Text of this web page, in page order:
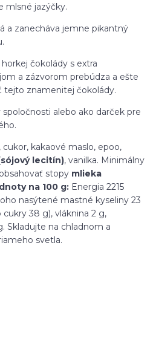
mlsné jazýčky.
a zanecháva jemne pikantný
čokolády s extra
a zázvorom prebúdza a ešte
tejto znamenitej čokolády.
alebo ako darček pre
cukor, kakaové maslo, epoo,
lecitín), vanilka. Minimálny
stopy mlieka
na 100 g: Energia 2215
nasýtené mastné kyseliny 23
38 g), vláknina 2 g,
Skladujte na chladnom a
svetla.